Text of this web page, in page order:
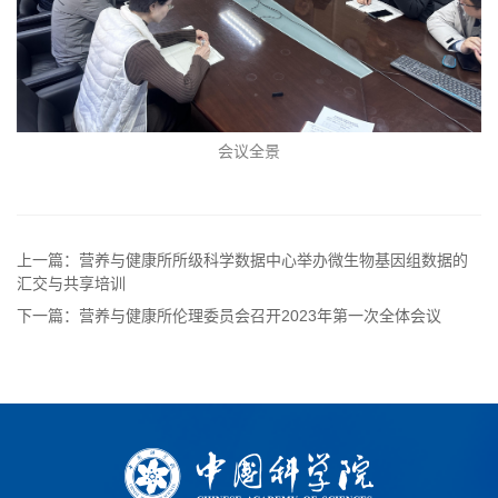
会议全景
上一篇：营养与健康所所级科学数据中心举办微生物基因组数据的
汇交与共享培训
下一篇：营养与健康所伦理委员会召开2023年第一次全体会议